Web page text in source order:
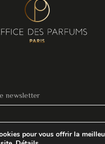
S'INSCRIRE
pour vous offrir la